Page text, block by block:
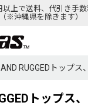
以上で送料、代引き手数
（※沖縄県を除きます）
AND RUGGEDトップ
トップス